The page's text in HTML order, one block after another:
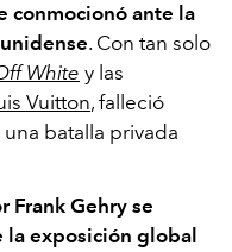
conmocionó ante la
. Con tan solo
White y las
Vuitton, falleció
batalla privada
Frank Gehry se
exposición global